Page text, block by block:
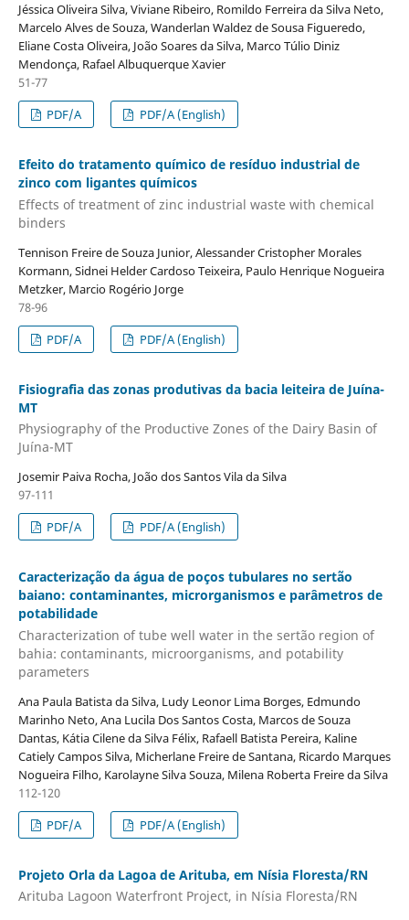
Jéssica Oliveira Silva, Viviane Ribeiro, Romildo Ferreira da Silva Neto,
Marcelo Alves de Souza, Wanderlan Waldez de Sousa Figueredo,
Eliane Costa Oliveira, João Soares da Silva, Marco Túlio Diniz
Mendonça, Rafael Albuquerque Xavier
51-77
PDF/A
PDF/A (English)
Efeito do tratamento químico de resíduo industrial de
zinco com ligantes químicos
Effects of treatment of zinc industrial waste with chemical
binders
Tennison Freire de Souza Junior, Alessander Cristopher Morales
Kormann, Sidnei Helder Cardoso Teixeira, Paulo Henrique Nogueira
Metzker, Marcio Rogério Jorge
78-96
PDF/A
PDF/A (English)
Fisiografia das zonas produtivas da bacia leiteira de Juína-
MT
Physiography of the Productive Zones of the Dairy Basin of
Juína-MT
Josemir Paiva Rocha, João dos Santos Vila da Silva
97-111
PDF/A
PDF/A (English)
Caracterização da água de poços tubulares no sertão
baiano: contaminantes, microrganismos e parâmetros de
potabilidade
Characterization of tube well water in the sertão region of
bahia: contaminants, microorganisms, and potability
parameters
Ana Paula Batista da Silva, Ludy Leonor Lima Borges, Edmundo
Marinho Neto, Ana Lucila Dos Santos Costa, Marcos de Souza
Dantas, Kátia Cilene da Silva Félix, Rafaell Batista Pereira, Kaline
Catiely Campos Silva, Micherlane Freire de Santana, Ricardo Marques
Nogueira Filho, Karolayne Silva Souza, Milena Roberta Freire da Silva
112-120
PDF/A
PDF/A (English)
Projeto Orla da Lagoa de Arituba, em Nísia Floresta/RN
Arituba Lagoon Waterfront Project, in Nísia Floresta/RN